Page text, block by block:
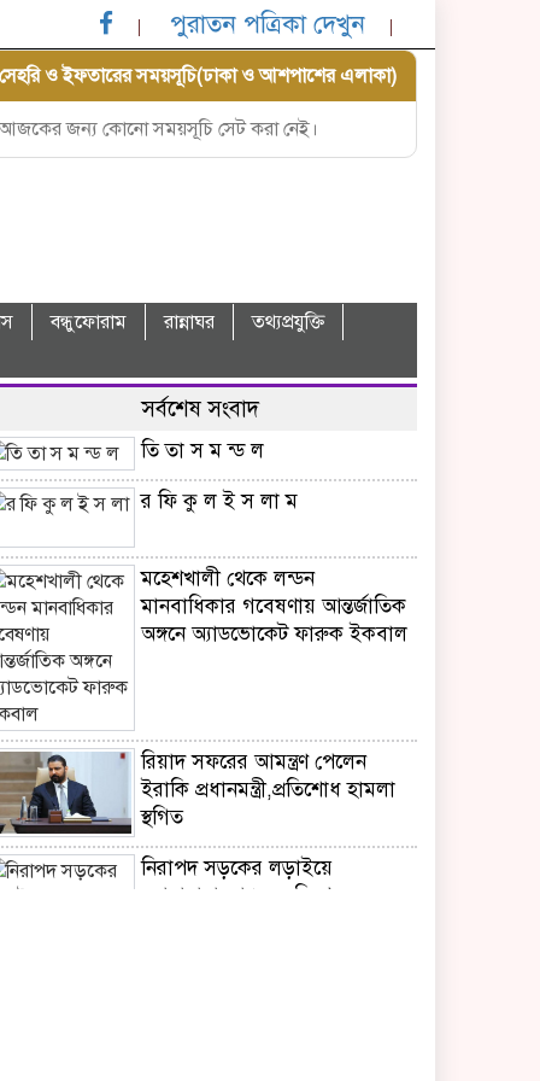
পুরাতন পত্রিকা দেখুন
সেহরি ও ইফতারের সময়সূচি(ঢাকা ও আশপাশের এলাকা)
আজকের জন্য কোনো সময়সূচি সেট করা নেই।
বন্ধুফোরাম রান্নাঘর
তথ্যপ্রযুক্তি
সর্বশেষ সংবাদ
তি তা স ম ন্ড ল
র ফি কু ল ই স লা ম
মহেশখালী থেকে লন্ডন
মানবাধিকার গবেষণায় আন্তর্জাতিক
অঙ্গনে অ্যাডভোকেট ফারুক ইকবাল
রিয়াদ সফরের আমন্ত্রণ পেলেন
ইরাকি প্রধানমন্ত্রী,প্রতিশোধ হামলা
স্থগিত
নিরাপদ সড়কের লড়াইয়ে
‘জাহানারা কাঞ্চন স্মৃতি পদক’